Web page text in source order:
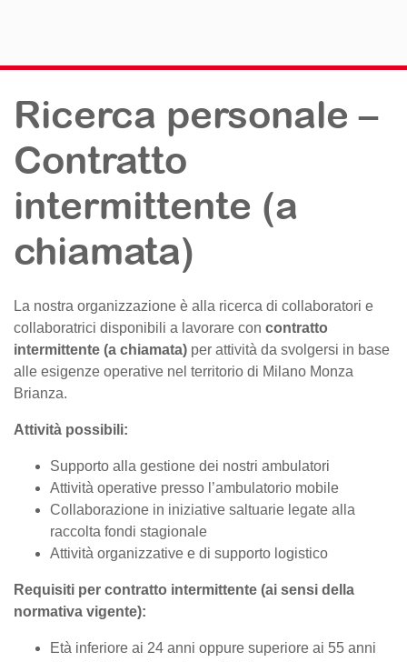
Ricerca personale –
Contratto
intermittente (a
chiamata)
La nostra organizzazione è alla ricerca di collaboratori e
collaboratrici disponibili a lavorare con contratto
intermittente (a chiamata) per attività da svolgersi in base
alle esigenze operative nel territorio di Milano Monza
Brianza.
Attività possibili:
Supporto alla gestione dei nostri ambulatori
Attività operative presso l’ambulatorio mobile
Collaborazione in iniziative saltuarie legate alla
raccolta fondi stagionale
Attività organizzative e di supporto logistico
Requisiti per contratto intermittente (ai sensi della
normativa vigente):
Età inferiore ai 24 anni oppure superiore ai 55 anni